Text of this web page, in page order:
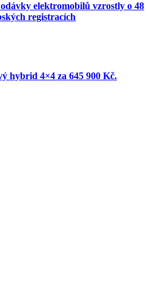
elektromobilů vzrostly o 48
registracích
hybrid 4×4 za 645 900 Kč.